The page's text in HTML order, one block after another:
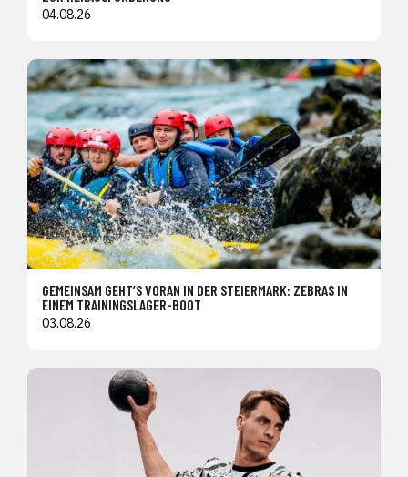
04.08.26
GEMEINSAM GEHT’S VORAN IN DER STEIERMARK: ZEBRAS IN
EINEM TRAININGSLAGER-BOOT
03.08.26